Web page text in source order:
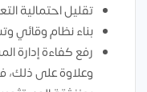
تقليل احتمالية
بناء نظام وقائي
رفع كفاءة إدارة
وعلاوة على ذلك،